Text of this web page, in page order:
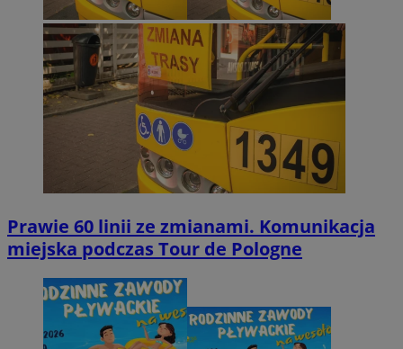
Prawie 60 linii ze zmianami. Komunikacja
miejska podczas Tour de Pologne